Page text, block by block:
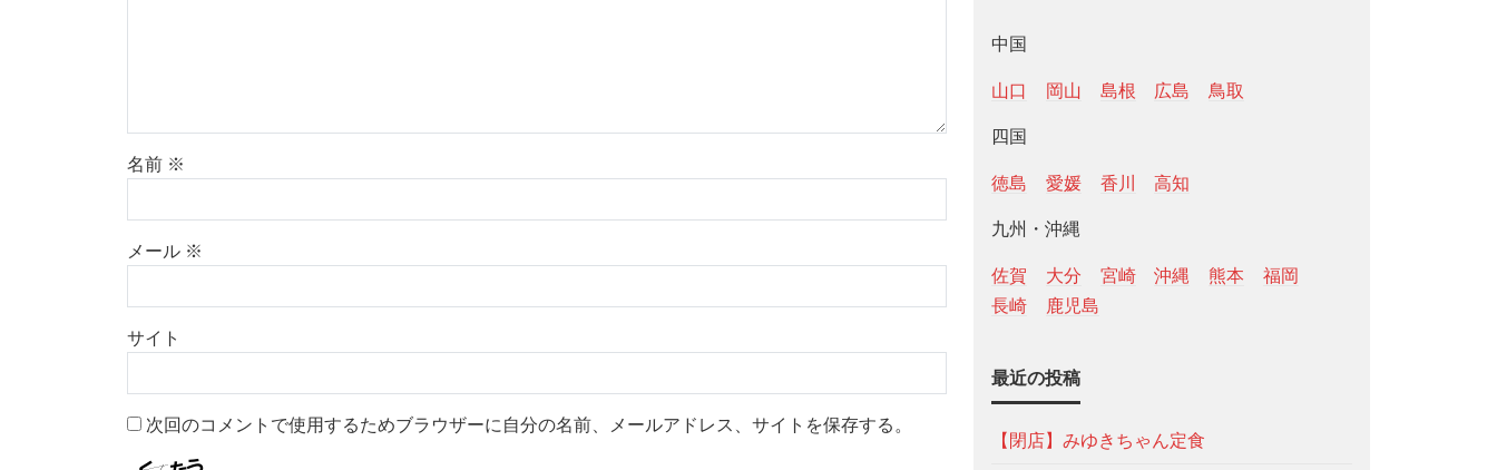
名前 ※
メール ※
サイト
次回のコメントで使用するためブラウザーに自分の名前、メールアドレス、サイトを保存する。
中国
山口 岡山 島根 広島 鳥取
四国
徳島 愛媛 香川 高知
九州・沖縄
佐賀 大分 宮崎 沖縄 熊本
福岡
長崎
鹿児島
最近の投稿
【閉店】みゆきちゃん定食